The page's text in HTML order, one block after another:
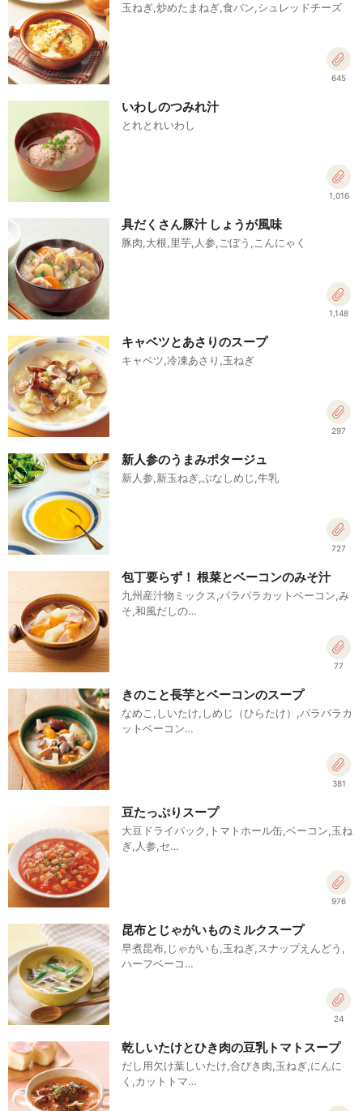
玉ねぎ,炒めたまねぎ,食パン,シュレッドチーズ
645
いわしのつみれ汁
とれとれいわし
1,016
具だくさん豚汁 しょうが風味
豚肉,大根,里芋,人参,ごぼう,こんにゃく
1,148
キャベツとあさりのスープ
キャベツ,冷凍あさり,玉ねぎ
297
新人参のうまみポタージュ
新人参,新玉ねぎ,ぶなしめじ,牛乳
727
包丁要らず！ 根菜とベーコンのみそ汁
九州産汁物ミックス,パラパラカットベーコン,み
そ,和風だしの…
77
きのこと長芋とベーコンのスープ
なめこ,しいたけ,しめじ（ひらたけ）,パラパラカ
ットベーコン…
381
豆たっぷりスープ
大豆ドライパック,トマトホール缶,ベーコン,玉ね
ぎ,人参,セ…
976
昆布とじゃがいものミルクスープ
早煮昆布,じゃがいも,玉ねぎ,スナップえんどう,
ハーフベーコ…
24
乾しいたけとひき肉の豆乳トマトスープ
だし用欠け葉しいたけ,合びき肉,玉ねぎ,にんに
く,カットトマ…